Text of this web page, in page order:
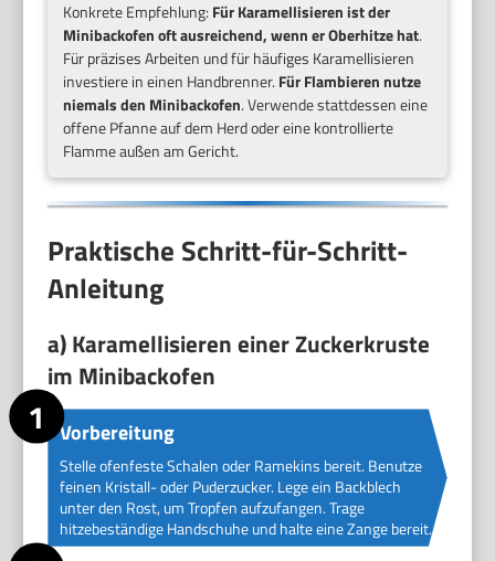
Konkrete Empfehlung: Für Karamellisieren ist der
Minibackofen oft ausreichend, wenn er Oberhitze hat.
Für präzises Arbeiten und für häufiges Karamellisieren
investiere in einen Handbrenner. Für Flambieren nutze
niemals den Minibackofen. Verwende stattdessen eine
offene Pfanne auf dem Herd oder eine kontrollierte
Flamme außen am Gericht.
Praktische Schritt-für-Schritt-
Anleitung
a) Karamellisieren einer Zuckerkruste
im Minibackofen
Vorbereitung
Stelle ofenfeste Schalen oder Ramekins bereit. Benutze
feinen Kristall- oder Puderzucker. Lege ein Backblech
unter den Rost, um Tropfen aufzufangen. Trage
hitzebeständige Handschuhe und halte eine Zange bereit.